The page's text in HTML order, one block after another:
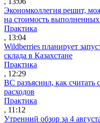
Экономколлегия решит,
на стоимость выполненных
Практика
, 13:04
Wildberries планирует
склада в Казахстане
Практика
, 12:29
ВС разъяснил, как считать
расходов
Практика
, 11:12
Утренний обзор за 4